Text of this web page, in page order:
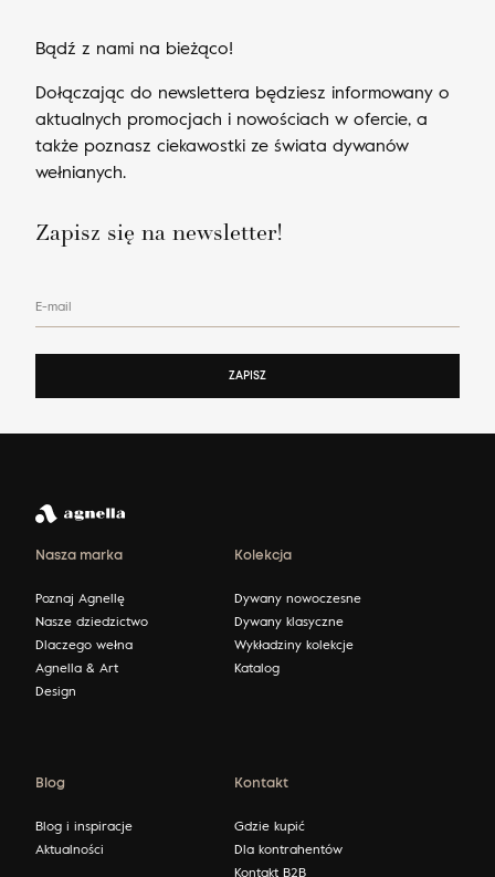
Bądź z nami na bieżąco!
Dołączając do newslettera będziesz informowany o
aktualnych promocjach i nowościach w ofercie, a
także poznasz ciekawostki ze świata dywanów
wełnianych.
Zapisz się na newsletter!
E-mail
ZAPISZ
Nasza marka
Poznaj Agnellę
Nasze dziedzictwo
Dlaczego wełna
Agnella & Art
Design
Kolekcja
Dywany nowoczesne
Dywany klasyczne
Wykładziny kolekcje
Katalog
Blog
Blog i inspiracje
Aktualności
Kontakt
Gdzie kupić
Dla kontrahentów
Kontakt B2B